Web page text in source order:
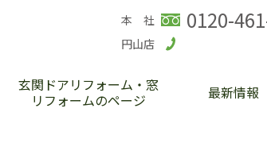
本 社 0120-
円山店
玄関ドアリフォーム・窓
リフォームのページ
最新情報